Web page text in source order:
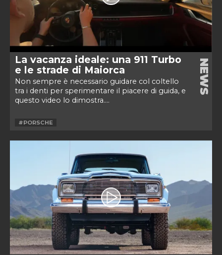
La vacanza ideale: una 911 Turbo
e le strade di Maiorca
Non sempre è necessario guidare col coltello
tra i denti per sperimentare il piacere di guida, e
questo video lo dimostra....
NEWS
#PORSCHE